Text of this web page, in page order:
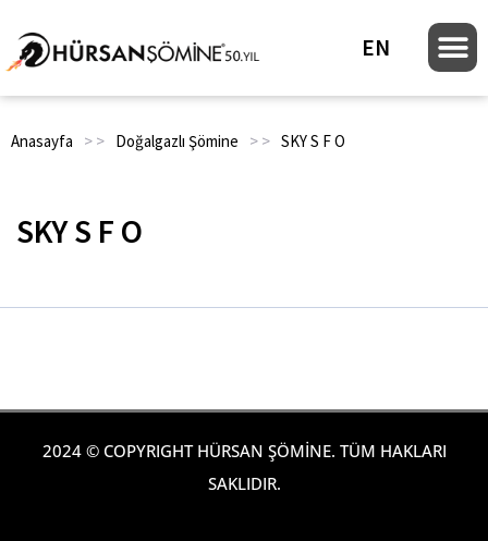
EN
Anasayfa > > Doğalgazlı Şömine > > SKY S F O
SKY S F O
2024 © COPYRIGHT HÜRSAN ŞÖMİNE. TÜM HAKLARI
SAKLIDIR.